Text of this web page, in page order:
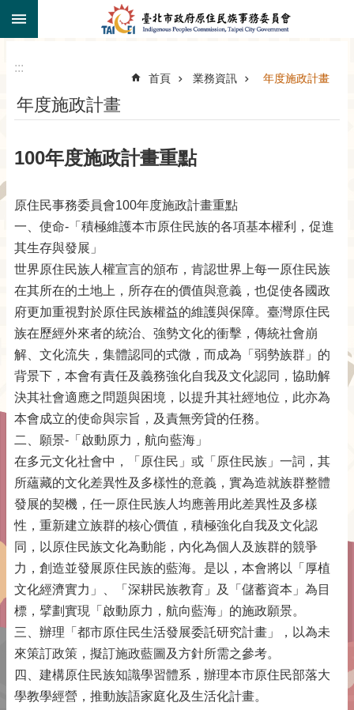
跳到主要內容區塊
:::
首頁 業務資訊 年度施政計畫
年度施政計畫
100年度施政計畫重點
原住民事務委員會100年度施政計畫重點
一、使命-「積極維護本市原住民族的各項基本權利，促進
其生存與發展」
世界原住民族人權宣言的頒布，肯認世界上每一原住民族
在其所在的土地上，所存在的價值與意義，也促使各國政
府更加重視對於原住民族權益的維護與保障。臺灣原住民
族在歷經外來者的統治、強勢文化的衝擊，傳統社會崩
解、文化流失，集體認同的式微，而成為「弱勢族群」的
背景下，本會有責任及義務強化自我及文化認同，協助解
決其社會適應之問題與困境，以提升其社經地位，此亦為
本會成立的使命與宗旨，及責無旁貸的任務。
二、願景-「啟動原力，航向藍海」
在多元文化社會中，「原住民」或「原住民族」一詞，其
所蘊藏的文化差異性及多樣性的意義，實為造就族群整體
發展的契機，任一原住民族人均應善用此差異性及多樣
性，重新建立族群的核心價值，積極強化自我及文化認
同，以原住民族文化為動能，內化為個人及族群的競爭
力，創造並發展原住民族的藍海。是以，本會將以「厚植
文化經濟實力」、「深耕民族教育」及「儲蓄資本」為目
標，擘劃實現「啟動原力，航向藍海」的施政願景。
三、辦理「都市原住民生活發展委託研究計畫」，以為未
來策訂政策，擬訂施政藍圖及方針所需之參考。
四、建構原住民族知識學習體系，辦理本市原住民部落大
學教學經營，推動族語家庭化及生活化計畫。